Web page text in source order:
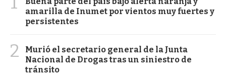
amarilla de Inumet por vientos muy fuertes y
persistentes
2
Murió el secretario general de la Junta
Nacional de Drogas tras un siniestro de
tránsito